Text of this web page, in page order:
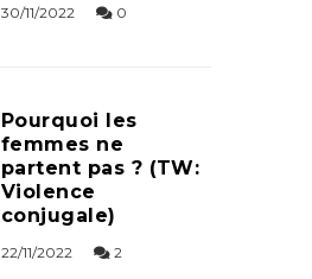
30/11/2022 0
Pourquoi les
femmes ne
partent pas ? (TW:
Violence
conjugale)
22/11/2022 2